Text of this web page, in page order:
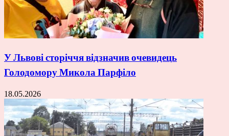
У Львові сторіччя відзначив очевидець
Голодомору Микола Парфіло
18.05.2026